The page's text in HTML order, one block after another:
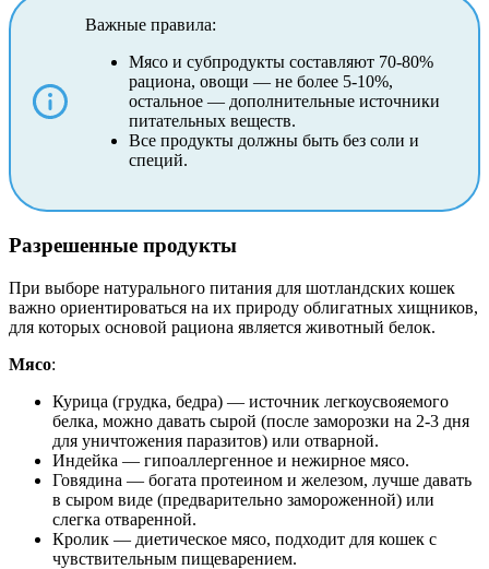
Важные правила:
Мясо и субпродукты составляют 70-80%
рациона, овощи — не более 5-10%,
остальное — дополнительные источники
питательных веществ.
Все продукты должны быть без соли и
специй.
Разрешенные продукты
При выборе натурального питания для шотландских кошек
важно ориентироваться на их природу облигатных хищников,
для которых основой рациона является животный белок.
Мясо:
Курица (грудка, бедра) — источник легкоусвояемого
белка, можно давать сырой (после заморозки на 2-3 дня
для уничтожения паразитов) или отварной.
Индейка — гипоаллергенное и нежирное мясо.
Говядина — богата протеином и железом, лучше давать
в сыром виде (предварительно замороженной) или
слегка отваренной.
Кролик — диетическое мясо, подходит для кошек с
чувствительным пищеварением.